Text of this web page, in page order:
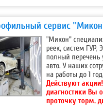
сервис
"Микон"
реек, систем ГУР,
полный перечень
авто. У наших
на работы до 1
Действуют
диагностики Вы
проточку торм.